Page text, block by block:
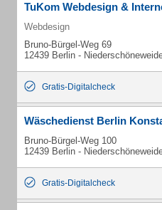
TuKom Webdesign &
Webdesign
Bruno-Bürgel-Weg 69
12439 Berlin -
Gratis-Digitalcheck
Wäschedienst Berlin
Bruno-Bürgel-Weg 100
12439 Berlin -
Gratis-Digitalcheck